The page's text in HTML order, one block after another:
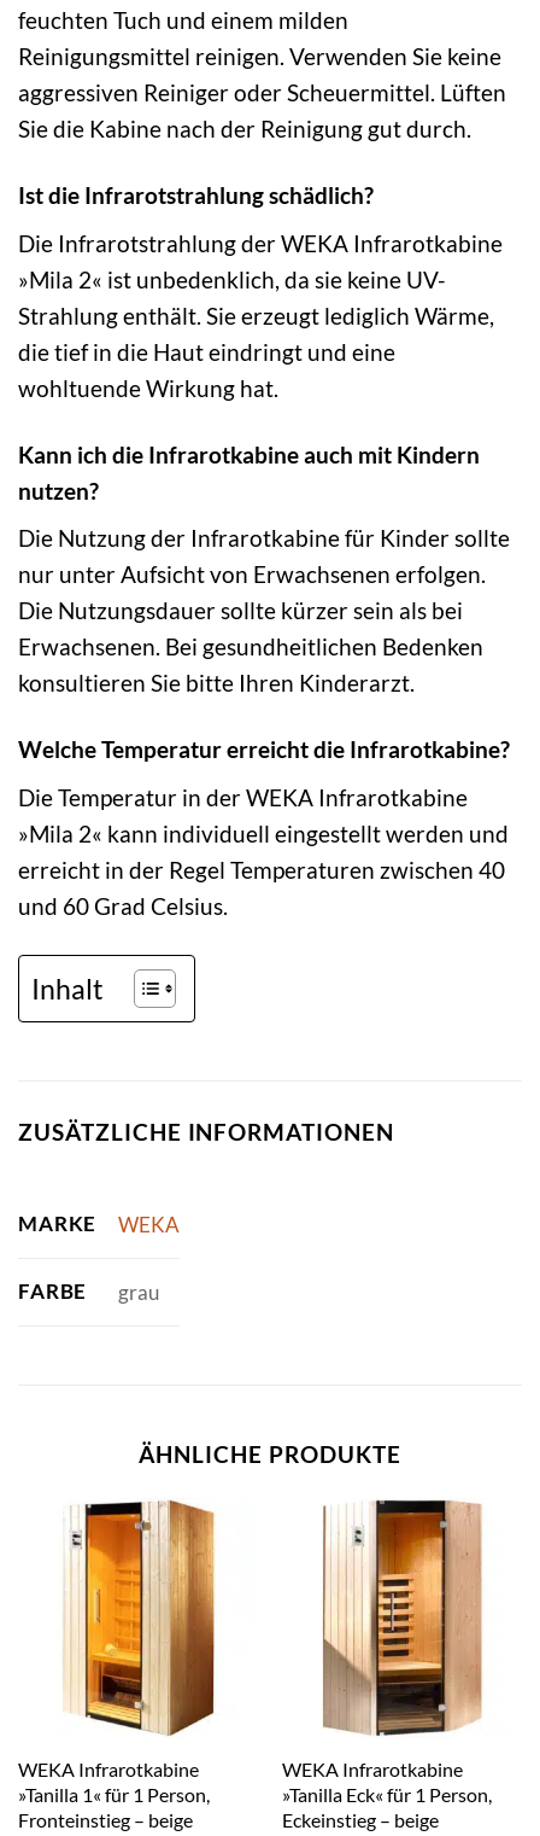
feuchten Tuch und einem milden
Reinigungsmittel reinigen. Verwenden Sie keine
aggressiven Reiniger oder Scheuermittel. Lüften
Sie die Kabine nach der Reinigung gut durch.
Ist die Infrarotstrahlung schädlich?
Die Infrarotstrahlung der WEKA Infrarotkabine
»Mila 2« ist unbedenklich, da sie keine UV-
Strahlung enthält. Sie erzeugt lediglich Wärme,
die tief in die Haut eindringt und eine
wohltuende Wirkung hat.
Kann ich die Infrarotkabine auch mit Kindern
nutzen?
Die Nutzung der Infrarotkabine für Kinder sollte
nur unter Aufsicht von Erwachsenen erfolgen.
Die Nutzungsdauer sollte kürzer sein als bei
Erwachsenen. Bei gesundheitlichen Bedenken
konsultieren Sie bitte Ihren Kinderarzt.
Welche Temperatur erreicht die Infrarotkabine?
Die Temperatur in der WEKA Infrarotkabine
»Mila 2« kann individuell eingestellt werden und
erreicht in der Regel Temperaturen zwischen 40
und 60 Grad Celsius.
Inhalt
ZUSÄTZLICHE INFORMATIONEN
MARKE WEKA
FARBE grau
ÄHNLICHE PRODUKTE
WEKA Infrarotkabine
»Tanilla 1« für 1 Person,
Fronteinstieg – beige
WEKA Infrarotkabine
»Tanilla Eck« für 1 Person,
Eckeinstieg – beige